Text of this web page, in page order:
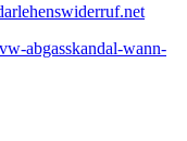
abgasskandal-wann-